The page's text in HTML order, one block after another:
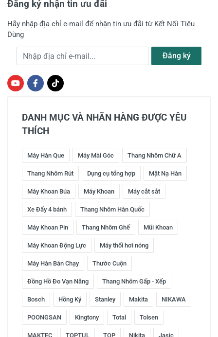
Đăng ký nhận tin ưu đãi
Hãy nhập địa chỉ e-mail để nhận tin ưu đãi từ Kết Nối Tiêu
Dùng
Địa chỉ e-mail Đăng ký
DANH MỤC VÀ NHÃN HÀNG ĐƯỢC YÊU
THÍCH
Máy Hàn Que Máy Mài Góc Thang Nhôm Chữ A
Thang Nhôm Rút Dụng cụ tổng hợp Mặt Nạ Hàn
Máy Khoan Búa Máy Khoan Máy cắt sắt
Xe Đẩy 4 bánh Thang Nhôm Hàn Quốc
Máy Khoan Pin Thang Nhôm Ghế Mũi Khoan
Máy Khoan Động Lực Máy thổi hơi nóng
Máy Hàn Bán Chạy Thước Cuộn
Đồng Hồ Đo Vạn Năng Thang Nhôm Gấp - Xếp
Bosch Hồng Ký Stanley Makita NIKAWA
POONGSAN Kingtony Total Tolsen
MAKTEC TOPTUL TOP Nikita Jasic